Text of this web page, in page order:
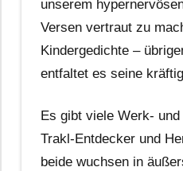
unserem
Versen vertraut zu
Kindergedichte –
entfaltet es seine
Es gibt viele Werk-
Trakl-Entdecker und
beide wuchsen in